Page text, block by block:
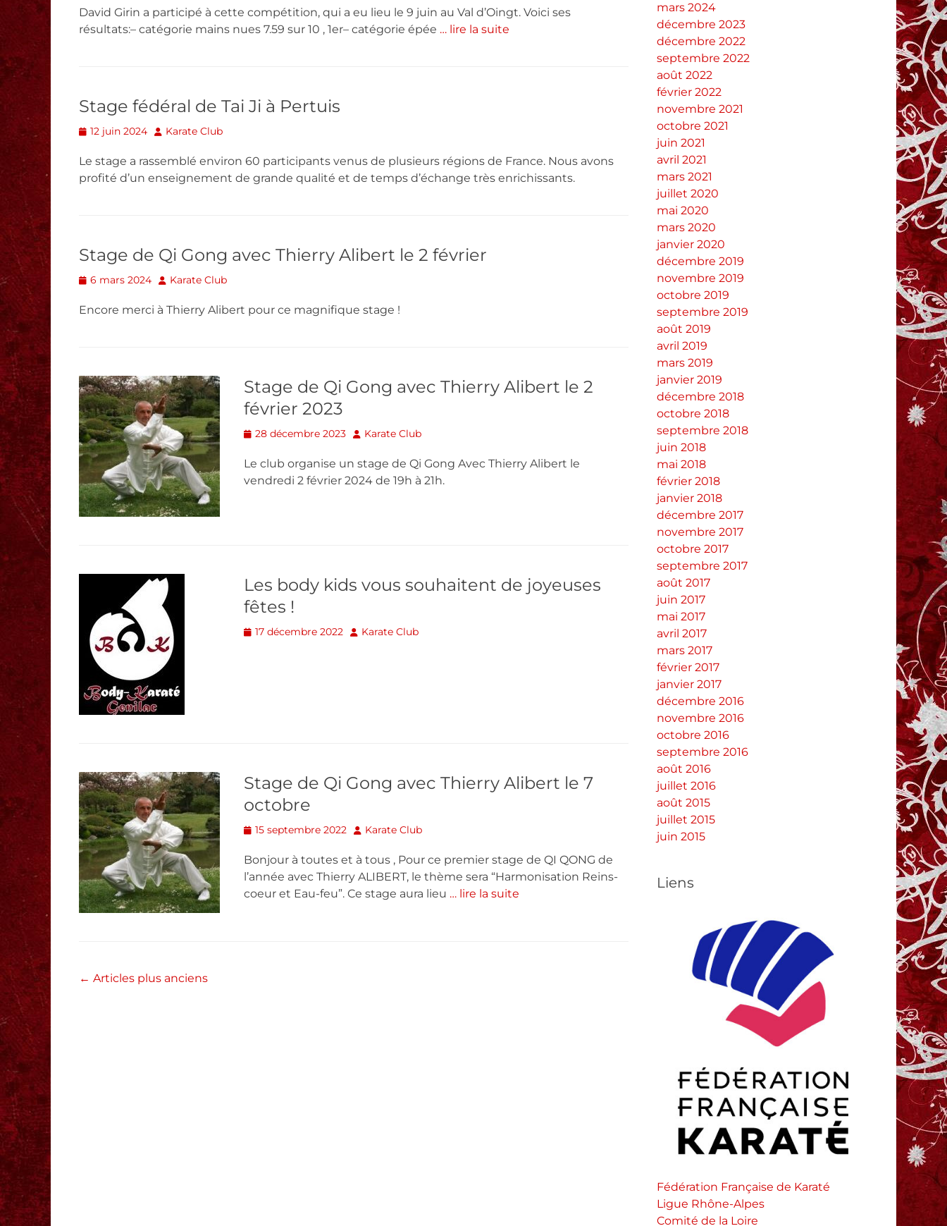
David Girin a participé à cette compétition, qui a eu lieu le 9 juin au Val d’Oingt. Voici ses
résultats:– catégorie mains nues 7.59 sur 10 , 1er– catégorie épée … lire la suite
Stage fédéral de Tai Ji à Pertuis
Posted
12 juin 2024 Author
Karate Club
Le stage a rassemblé environ 60 participants venus de plusieurs régions de France. Nous avons
profité d’un enseignement de grande qualité et de temps d’échange très enrichissants.
Stage de Qi Gong avec Thierry Alibert le 2 février
Posted
6 mars 2024 Author
Karate Club
Encore merci à Thierry Alibert pour ce magnifique stage !
Stage de Qi Gong avec Thierry Alibert le 2
février 2023
Posted
28 décembre 2023 Author
Karate Club
Le club organise un stage de Qi Gong Avec Thierry Alibert le
vendredi 2 février 2024 de 19h à 21h.
Les body kids vous souhaitent de joyeuses
fêtes !
Posted
17 décembre 2022 Author
Karate Club
Stage de Qi Gong avec Thierry Alibert le 7
octobre
Posted
15 septembre 2022 Author
Karate Club
Bonjour à toutes et à tous , Pour ce premier stage de QI QONG de
l’année avec Thierry ALIBERT, le thème sera “Harmonisation Reins-
coeur et Eau-feu”. Ce stage aura lieu … lire la suite
Navigation
← Articles plus anciens
mars 2024
décembre 2023
décembre 2022
septembre 2022
août 2022
février 2022
novembre 2021
octobre 2021
juin 2021
avril 2021
mars 2021
juillet 2020
mai 2020
mars 2020
janvier 2020
décembre 2019
novembre 2019
octobre 2019
septembre 2019
août 2019
avril 2019
mars 2019
janvier 2019
décembre 2018
octobre 2018
septembre 2018
juin 2018
mai 2018
février 2018
janvier 2018
décembre 2017
novembre 2017
octobre 2017
septembre 2017
août 2017
juin 2017
mai 2017
avril 2017
mars 2017
février 2017
janvier 2017
décembre 2016
novembre 2016
octobre 2016
septembre 2016
août 2016
juillet 2016
août 2015
juillet 2015
juin 2015
Liens
Fédération Française de Karaté
Ligue Rhône-Alpes
Comité de la Loire